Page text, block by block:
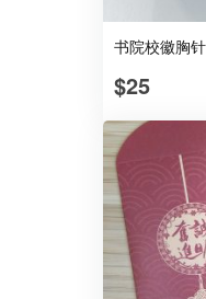
书院校徽胸针
$25